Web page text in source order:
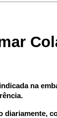
na
diariamente,